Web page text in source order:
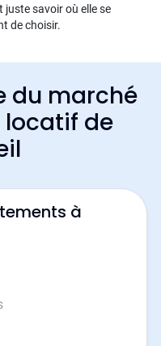
savoir où elle se
de choisir.
du marché
de
à